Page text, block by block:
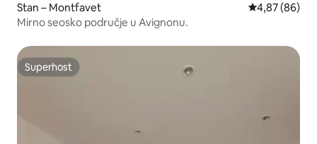
Stan – Montfavet Prosječna
4,87 (86)
Mirno seosko područje u Avignonu.
Superhost
Superhost